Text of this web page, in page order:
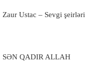
Zaur Ustac – Sevgi şeirləri
SƏN QADIR ALLAH